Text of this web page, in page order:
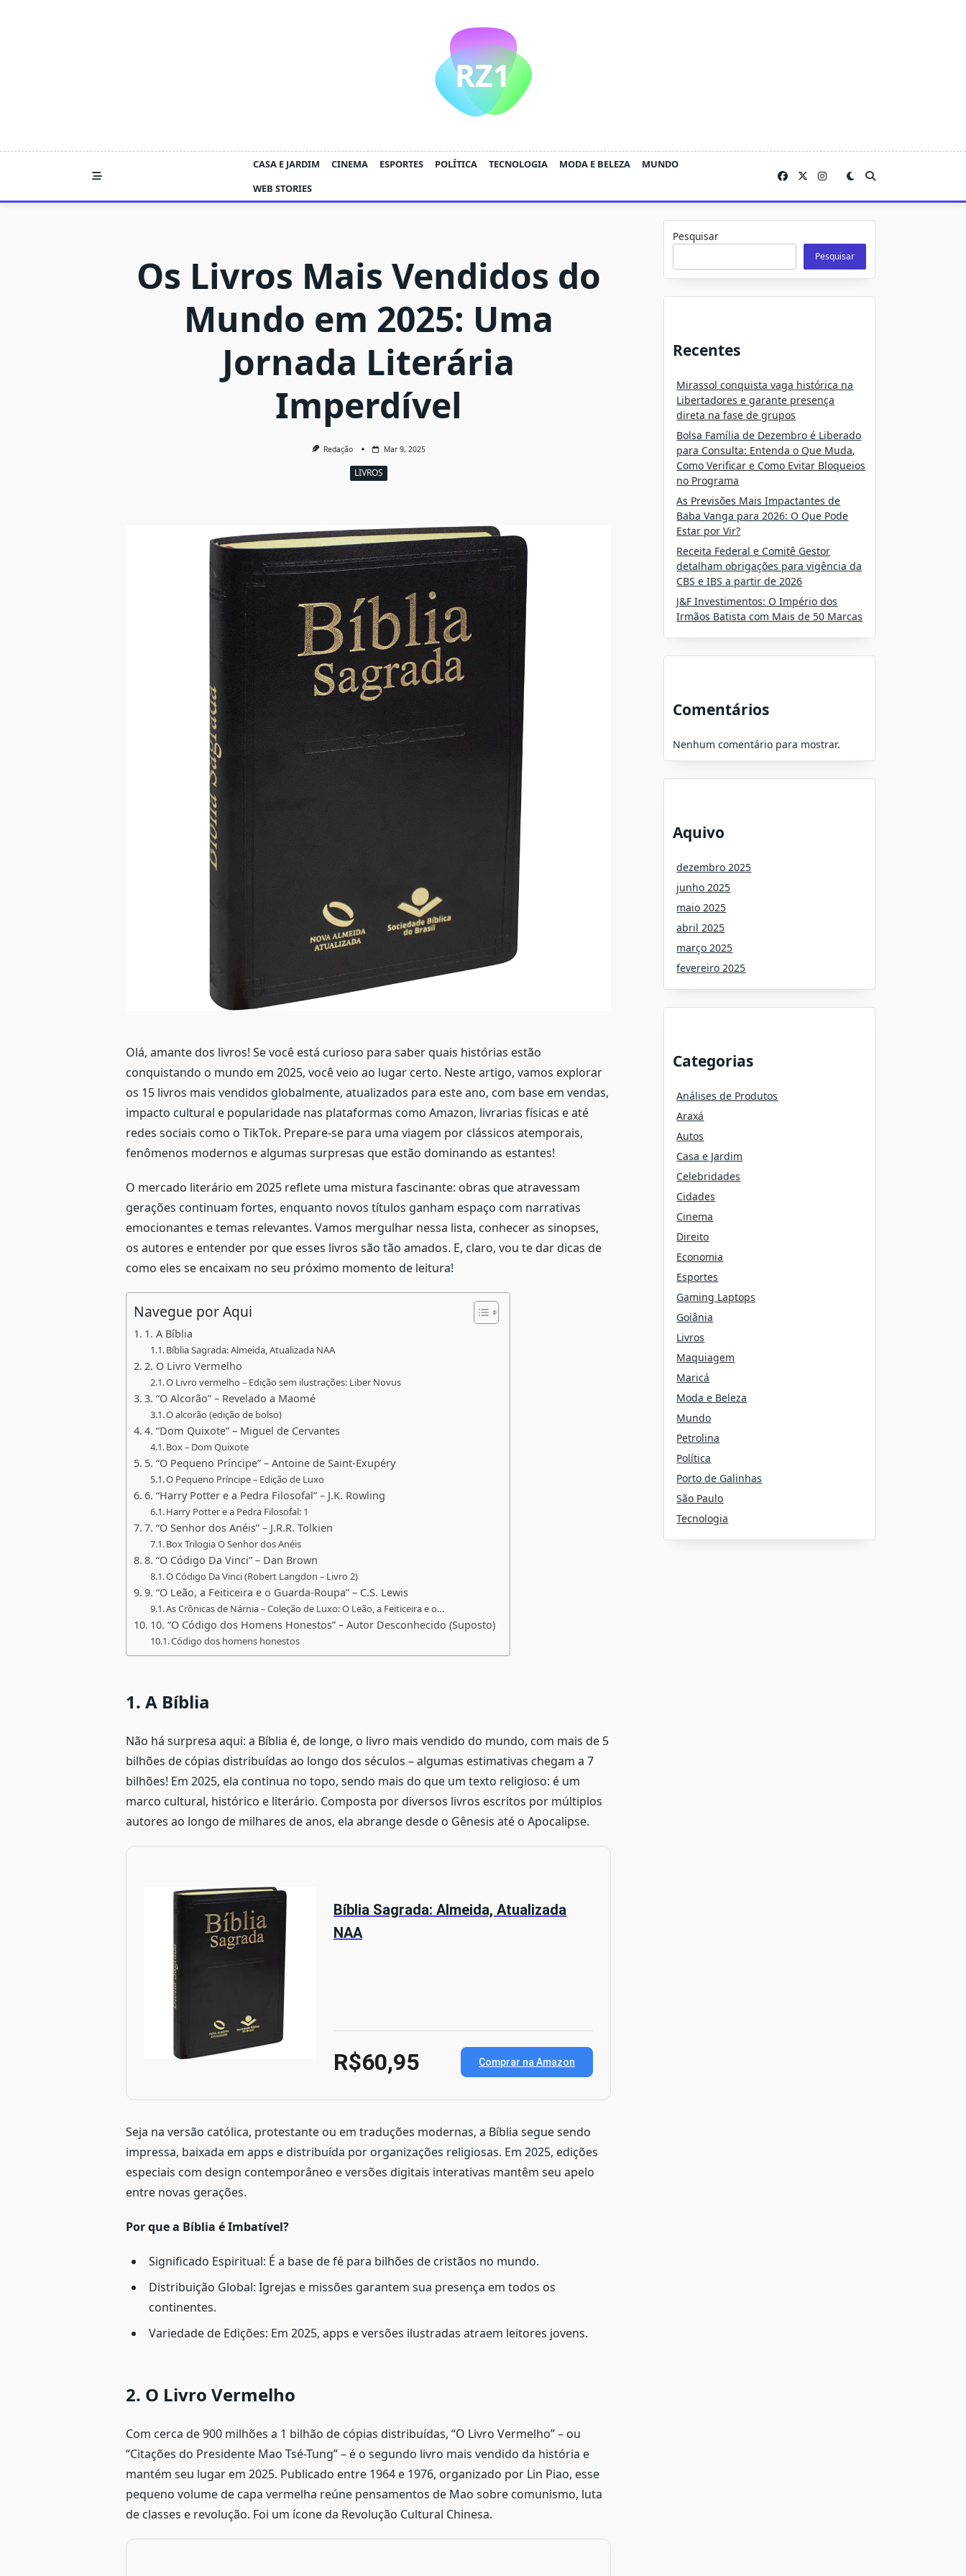
CASA E JARDIM CINEMA ESPORTES POLÍTICA TECNOLOGIA MODA E BELEZA
MUNDO
WEB STORIES
Os Livros Mais Vendidos do
Mundo em 2025: Uma
Jornada Literária
Imperdível
Redação Mar 9, 2025
LIVROS
Olá, amante dos livros! Se você está curioso para saber quais histórias estão
conquistando o mundo em 2025, você veio ao lugar certo. Neste artigo, vamos explorar
os 15 livros mais vendidos globalmente, atualizados para este ano, com base em vendas,
impacto cultural e popularidade nas plataformas como Amazon, livrarias físicas e até
redes sociais como o TikTok. Prepare-se para uma viagem por clássicos atemporais,
fenômenos modernos e algumas surpresas que estão dominando as estantes!
O mercado literário em 2025 reflete uma mistura fascinante: obras que atravessam
gerações continuam fortes, enquanto novos títulos ganham espaço com narrativas
emocionantes e temas relevantes. Vamos mergulhar nessa lista, conhecer as sinopses,
os autores e entender por que esses livros são tão amados. E, claro, vou te dar dicas de
como eles se encaixam no seu próximo momento de leitura!
Navegue por Aqui
1. A Bíblia
Bíblia Sagrada: Almeida, Atualizada NAA
2. O Livro Vermelho
O Livro vermelho – Edição sem ilustrações: Liber Novus
3. “O Alcorão” – Revelado a Maomé
O alcorão (edição de bolso)
4. “Dom Quixote” – Miguel de Cervantes
Box – Dom Quixote
5. “O Pequeno Príncipe” – Antoine de Saint-Exupéry
O Pequeno Príncipe – Edição de Luxo
6. “Harry Potter e a Pedra Filosofal” – J.K. Rowling
Harry Potter e a Pedra Filosofal: 1
7. “O Senhor dos Anéis” – J.R.R. Tolkien
Box Trilogia O Senhor dos Anéis
8. “O Código Da Vinci” – Dan Brown
O Código Da Vinci (Robert Langdon – Livro 2)
9. “O Leão, a Feiticeira e o Guarda-Roupa” – C.S. Lewis
As Crônicas de Nárnia – Coleção de Luxo: O Leão, a Feiticeira e o…
10. “O Código dos Homens Honestos” – Autor Desconhecido (Suposto)
Código dos homens honestos
1. A Bíblia
Não há surpresa aqui: a Bíblia é, de longe, o livro mais vendido do mundo, com mais de 5
bilhões de cópias distribuídas ao longo dos séculos – algumas estimativas chegam a 7
bilhões! Em 2025, ela continua no topo, sendo mais do que um texto religioso: é um
marco cultural, histórico e literário. Composta por diversos livros escritos por múltiplos
autores ao longo de milhares de anos, ela abrange desde o Gênesis até o Apocalipse.
Bíblia Sagrada: Almeida, Atualizada
NAA
R$60,95 Comprar na Amazon
Seja na versão católica, protestante ou em traduções modernas, a Bíblia segue sendo
impressa, baixada em apps e distribuída por organizações religiosas. Em 2025, edições
especiais com design contemporâneo e versões digitais interativas mantêm seu apelo
entre novas gerações.
Por que a Bíblia é Imbatível?
Significado Espiritual: É a base de fé para bilhões de cristãos no mundo.
Distribuição Global: Igrejas e missões garantem sua presença em todos os
continentes.
Variedade de Edições: Em 2025, apps e versões ilustradas atraem leitores jovens.
2. O Livro Vermelho
Com cerca de 900 milhões a 1 bilhão de cópias distribuídas, “O Livro Vermelho” – ou
“Citações do Presidente Mao Tsé-Tung” – é o segundo livro mais vendido da história e
mantém seu lugar em 2025. Publicado entre 1964 e 1976, organizado por Lin Piao, esse
pequeno volume de capa vermelha reúne pensamentos de Mao sobre comunismo, luta
de classes e revolução. Foi um ícone da Revolução Cultural Chinesa.
Pesquisar
Pesquisar
Recentes
Mirassol conquista vaga histórica na
Libertadores e garante presença
direta na fase de grupos
Bolsa Família de Dezembro é Liberado
para Consulta: Entenda o Que Muda,
Como Verificar e Como Evitar Bloqueios
no Programa
As Previsões Mais Impactantes de
Baba Vanga para 2026: O Que Pode
Estar por Vir?
Receita Federal e Comitê Gestor
detalham obrigações para vigência da
CBS e IBS a partir de 2026
J&F Investimentos: O Império dos
Irmãos Batista com Mais de 50 Marcas
Comentários
Nenhum comentário para mostrar.
Aquivo
dezembro 2025
junho 2025
maio 2025
abril 2025
março 2025
fevereiro 2025
Categorias
Análises de Produtos
Araxá
Autos
Casa e Jardim
Celebridades
Cidades
Cinema
Direito
Economia
Esportes
Gaming Laptops
Goiânia
Livros
Maquiagem
Maricá
Moda e Beleza
Mundo
Petrolina
Política
Porto de Galinhas
São Paulo
Tecnologia